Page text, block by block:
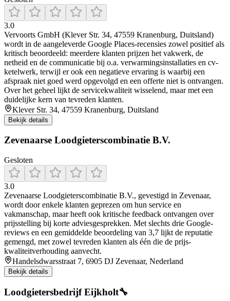
3.0
Vervoorts GmbH (Klever Str. 34, 47559 Kranenburg, Duitsland)
wordt in de aangeleverde Google Places-recensies zowel positief als
kritisch beoordeeld: meerdere klanten prijzen het vakwerk, de
netheid en de communicatie bij o.a. verwarmingsinstallaties en cv-
ketelwerk, terwijl er ook een negatieve ervaring is waarbij een
afspraak niet goed werd opgevolgd en een offerte niet is ontvangen.
Over het geheel lijkt de servicekwaliteit wisselend, maar met een
duidelijke kern van tevreden klanten.
Klever Str. 34, 47559 Kranenburg, Duitsland
Bekijk details
Zevenaarse Loodgieterscombinatie B.V.
Gesloten
3.0
Zevenaarse Loodgieterscombinatie B.V., gevestigd in Zevenaar,
wordt door enkele klanten geprezen om hun service en
vakmanschap, maar heeft ook kritische feedback ontvangen over
prijsstelling bij korte adviesgesprekken. Met slechts drie Google-
reviews en een gemiddelde beoordeling van 3,7 lijkt de reputatie
gemengd, met zowel tevreden klanten als één die de prijs-
kwaliteitverhouding aanvecht.
Handelsdwarsstraat 7, 6905 DJ Zevenaar, Nederland
Bekijk details
Loodgietersbedrijf Eijkholt🔧